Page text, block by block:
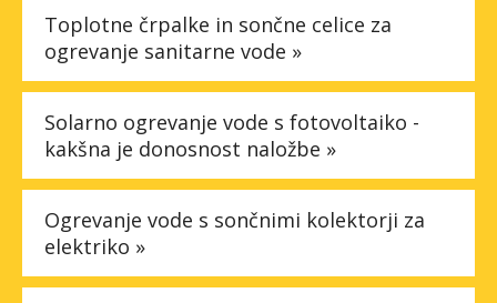
Toplotne črpalke in sončne celice za
ogrevanje sanitarne vode »
Solarno ogrevanje vode s fotovoltaiko -
kakšna je donosnost naložbe »
Ogrevanje vode s sončnimi kolektorji za
elektriko »